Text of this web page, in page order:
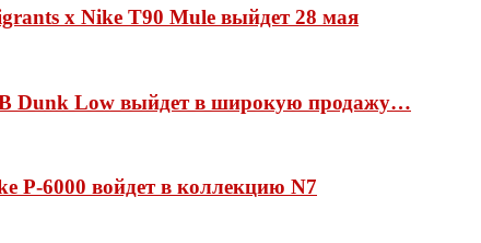
x Nike T90 Mule выйдет 28 мая
Dunk Low выйдет в широкую продажу…
P-6000 войдет в коллекцию N7